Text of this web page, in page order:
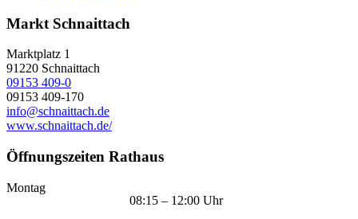
Markt Schnaittach
Marktplatz 1
91220 Schnaittach
09153 409-0
09153 409-170
info@schnaittach.de
www.schnaittach.de/
Öffnungszeiten Rathaus
Montag
08:15 – 12:00 Uhr